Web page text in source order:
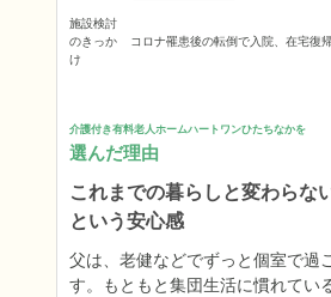
施設検討
のきっか
け
コロナ罹患後の転倒で入院、在宅復
介護付き有料老人ホームハートワンひたちなかを
選んだ理由
これまでの暮らしと変わらな
という安心感
父は、老健などでずっと個室で過
す。もともと集団生活に慣れてい